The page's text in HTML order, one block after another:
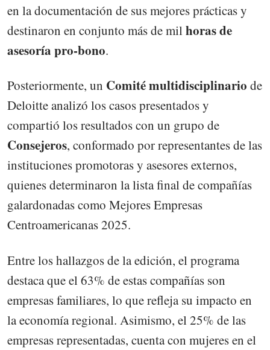
en la documentación de sus mejores prácticas y
destinaron en conjunto más de milhoras de
asesoría pro-bono.
Posteriormente, un Comité multidisciplinario de
Deloitte analizó los casos presentados y
compartió los resultados con un grupo de
Consejeros, conformado por representantes de las
instituciones promotoras y asesores externos,
quienes determinaron la lista final de compañías
galardonadas como Mejores Empresas
Centroamericanas 2025.
Entre los hallazgos de la edición, el programa
destaca que el 63% de estas compañías son
empresas familiares, lo que refleja su impacto en
la economía regional. Asimismo, el 25% de las
empresas representadas, cuenta con mujeres en el